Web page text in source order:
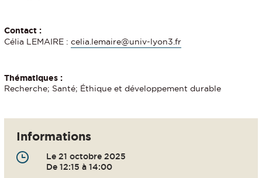
Contact :
Célia LEMAIRE : celia.lemaire@univ-lyon3.fr
Thématiques :
Recherche; Santé; Éthique et développement durable
Informations
Le 21 octobre 2025
De 12:15 à 14:00